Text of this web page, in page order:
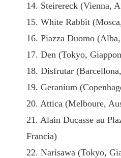
14. Steirereck (Vienna,
15. White Rabbit
16. Piazza Duomo
17. Den (Tokyo,
18. Disfrutar
19. Geranium
20. Attica (Melboure,
21. Alain Ducasse au
Francia)
22. Narisawa (Tokyo,